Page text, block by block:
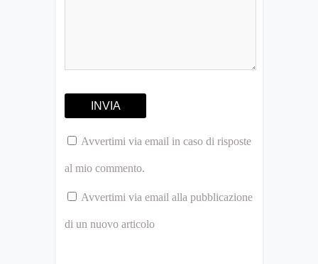
Avvertimi via email in caso di risposte
al mio commento.
Avvertimi via email alla pubblicazione
di un nuovo articolo